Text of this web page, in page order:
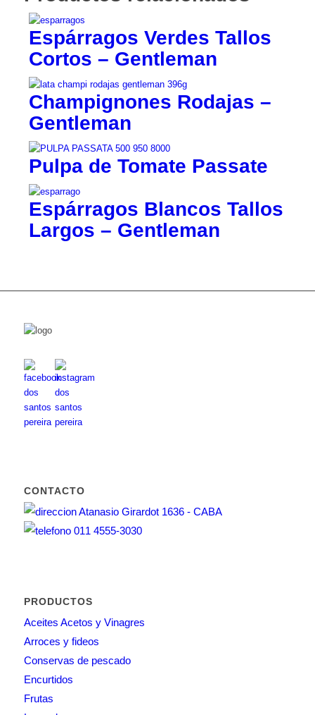
Espárragos Verdes Tallos
Cortos – Gentleman
Champignones Rodajas –
Gentleman
Pulpa de Tomate Passate
Espárragos Blancos Tallos
Largos – Gentleman
CONTACTO
Atanasio Girardot 1636 - CABA
011 4555-3030
PRODUCTOS
Aceites Acetos y Vinagres
Arroces y fideos
Conservas de pescado
Encurtidos
Frutas